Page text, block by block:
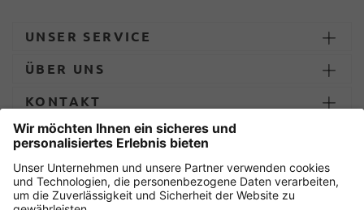
UNSER SERVICE
ÜBER UNS
KONTAKT
ZAHLUNG UND LIEFERUNG
Sicher einkaufen mit